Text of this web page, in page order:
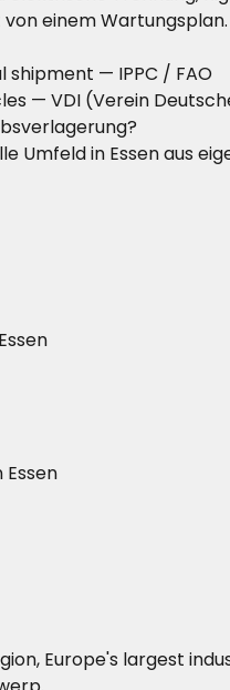
einem Wartungsplan.
shipment — IPPC / FAO
— VDI (Verein
Umfeld in Essen aus
Europe's largest